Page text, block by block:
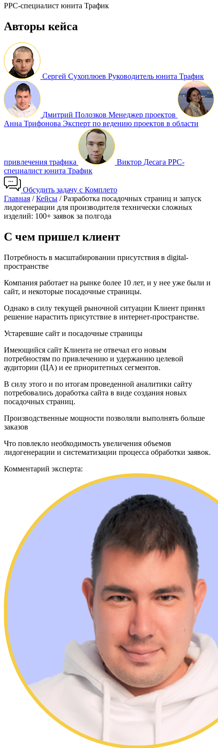
PPC-специалист юнита Трафик
Авторы кейса
Сергей Сухоплюев Руководитель юнита Трафик
Дмитрий Полозков Менеджер проектов
Анна Трифонова Эксперт по ведению проектов в области
привлечения трафика Виктор Десага PPC-
специалист юнита Трафик
Обсудить задачу с Комплето
Главная / Кейсы / Разработка посадочных страниц и запуск
лидогенерации для производителя технически сложных
изделий: 100+ заявок за полгода
С чем пришел клиент
Потребность в масштабировании присутствия в digital-
пространстве
Компания работает на рынке более 10 лет, и у нее уже были и
сайт, и некоторые посадочные страницы.
Однако в силу текущей рыночной ситуации Клиент принял
решение нарастить присутствие в интернет-пространстве.
Устаревшие сайт и посадочные страницы
Имеющийся сайт Клиента не отвечал его новым
потребностям по привлечению и удержанию целевой
аудитории (ЦА) и ее приоритетных сегментов.
В силу этого и по итогам проведенной аналитики сайту
потребовались доработка сайта в виде создания новых
посадочных страниц.
Производственные мощности позволяли выполнять больше
заказов
Что повлекло необходимость увеличения объемов
лидогенерации и систематизации процесса обработки заявок.
Комментарий эксперта: